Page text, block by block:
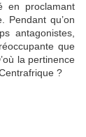
en proclamant
Pendant qu’on
antagonistes,
que
la pertinence
?